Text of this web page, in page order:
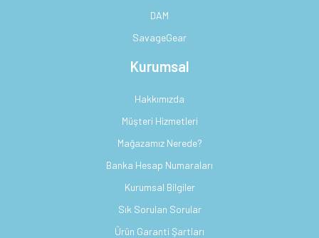
DAM
SavageGear
Kurumsal
Hakkımızda
Müşteri Hizmetleri
Mağazamız Nerede?
Banka Hesap Numaraları
Kurumsal Bilgiler
Sık Sorulan Sorular
Ürün Garanti Şartları